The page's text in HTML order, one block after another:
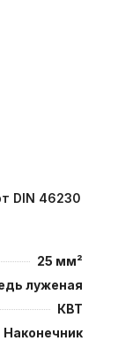
DIN 46230
25 мм²
луженая
КВТ
Наконечник